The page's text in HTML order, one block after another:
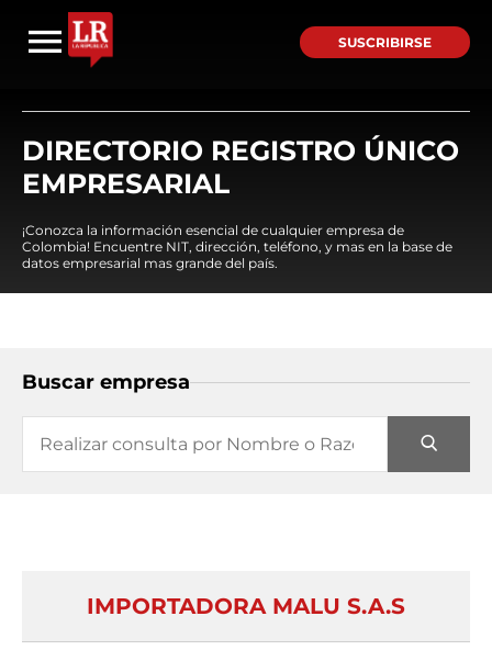
SUSCRIBIRSE
DIRECTORIO REGISTRO ÚNICO
EMPRESARIAL
¡Conozca la información esencial de cualquier empresa de
Colombia! Encuentre NIT, dirección, teléfono, y mas en la base de
datos empresarial mas grande del país.
Buscar empresa
IMPORTADORA MALU S.A.S